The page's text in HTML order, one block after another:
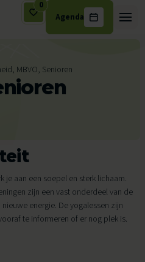
0
Agenda
MBVO, Senioren
je aan een soepel en sterk lichaam.
zijn een vast onderdeel van de
energie. De yogalessen zijn
te informeren of er nog plek is.